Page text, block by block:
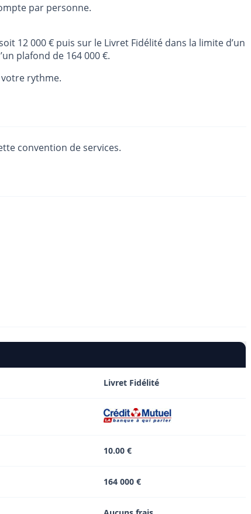
par personne.
12 000 € puis sur le Livret Fidélité dans la limite d’un
plafond de 164 000 €.
rythme.
convention de services.
Livret Fidélité
10.00 €
164 000 €